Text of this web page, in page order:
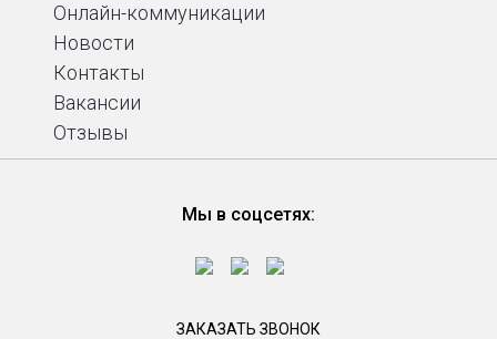
Онлайн-коммуникации
Новости
Контакты
Вакансии
Отзывы
Мы в соцсетях:
ЗАКАЗАТЬ ЗВОНОК